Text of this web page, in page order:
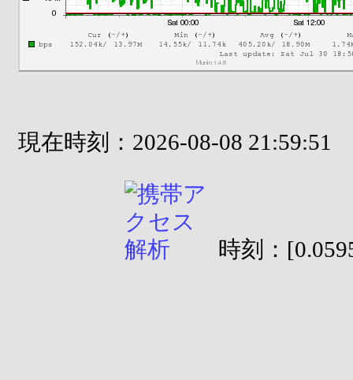
現在時刻：2026-08-08 21:59:51
時刻：